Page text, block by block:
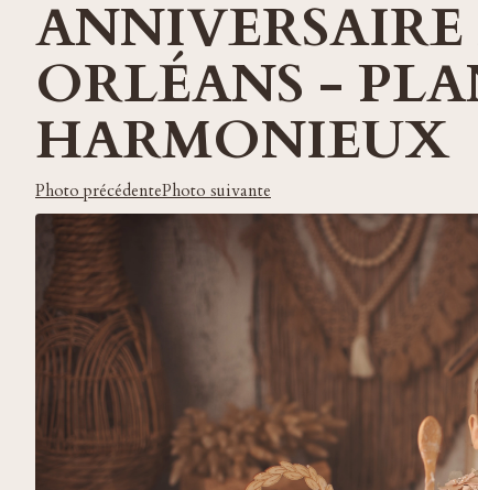
ORLÉANS -
HARMONIEUX
Photo précédentePhoto suivante